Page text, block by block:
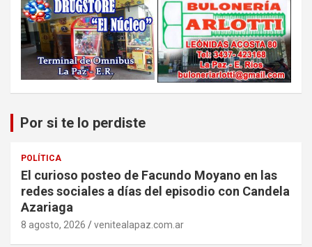
Por si te lo perdiste
POLÍTICA
El curioso posteo de Facundo Moyano en las
redes sociales a días del episodio con Candela
Azariaga
8 agosto, 2026 venitealapaz.com.ar